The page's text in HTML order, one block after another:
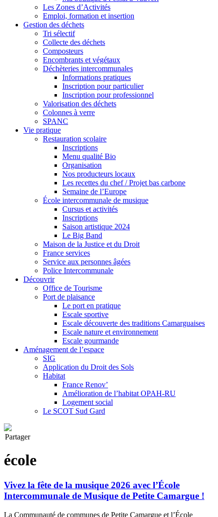
Les Zones d’Activités
Emploi, formation et insertion
Gestion des déchets
Tri sélectif
Collecte des déchets
Composteurs
Encombrants et végétaux
Déchèteries intercommunales
Informations pratiques
Inscription pour particulier
Inscription pour professionnel
Valorisation des déchets
Colonnes à verre
SPANC
Vie pratique
Restauration scolaire
Inscriptions
Menu qualité Bio
Organisation
Nos producteurs locaux
Les recettes du chef / Projet bas carbone
Semaine de l’Europe
École intercommunale de musique
Cursus et activités
Inscriptions
Saison artistique 2024
Le Big Band
Maison de la Justice et du Droit
France services
Service aux personnes âgées
Police Intercommunale
Découvrir
Office de Tourisme
Port de plaisance
Le port en pratique
Escale sportive
Escale découverte des traditions Camarguaises
Escale nature et environnement
Escale gourmande
Aménagement de l’espace
SIG
Application du Droit des Sols
Habitat
France Renov’
Amélioration de l’habitat OPAH-RU
Logement social
Le SCOT Sud Gard
Partager
école
Vivez la fête de la musique 2026 avec l’École
Intercommunale de Musique de Petite Camargue !
La Communauté de communes de Petite Camargue et l’École